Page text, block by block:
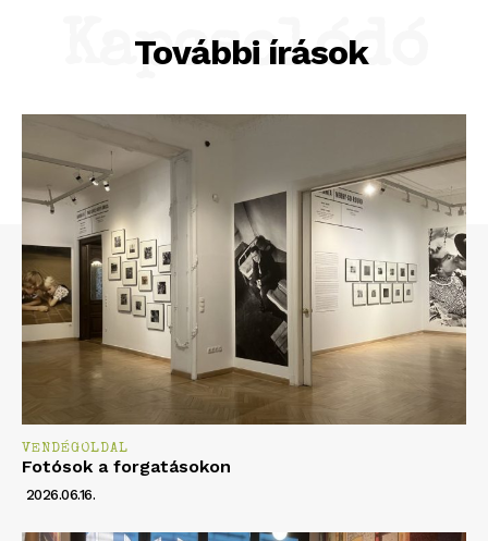
További írások
Kapcsolódó
VENDÉGOLDAL
Fotósok a forgatásokon
2026.06.16.